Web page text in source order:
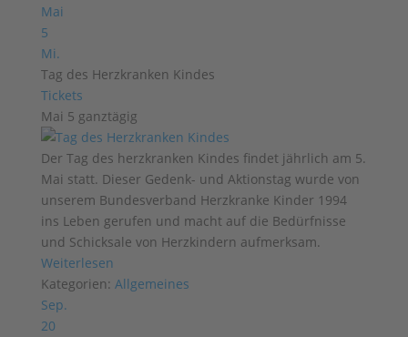
Mai
5
Mi.
Tag des Herzkranken Kindes
Tickets
Mai 5 ganztägig
Der Tag des herzkranken Kindes findet jährlich am 5.
Mai statt. Dieser Gedenk- und Aktionstag wurde von
unserem Bundesverband Herzkranke Kinder 1994
ins Leben gerufen und macht auf die Bedürfnisse
und Schicksale von Herzkindern aufmerksam.
Weiterlesen
Kategorien: Allgemeines
Sep.
20